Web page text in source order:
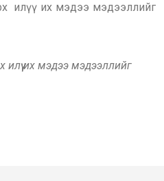
илүү их мэдээ мэдээллийг
их мэдээ мэдээллийг